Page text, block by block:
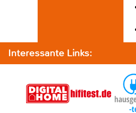
Interessante Links: